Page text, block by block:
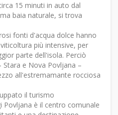
15 minuti in auto dal
baia naturale, si trova
fonti d'acqua dolce hanno
più intensive, per
parte dell'isola. Perciò
Stara e Nova Povljana –
all'estremamante rocciosa
il turismo
Povljana è il centro comunale